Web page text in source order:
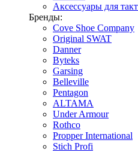
Аксессуары для
Бренды:
Cove Shoe Company
Original SWAT
Danner
Byteks
Garsing
Belleville
Pentagon
ALTAMA
Under Armour
Rothco
Propper International
Stich Profi